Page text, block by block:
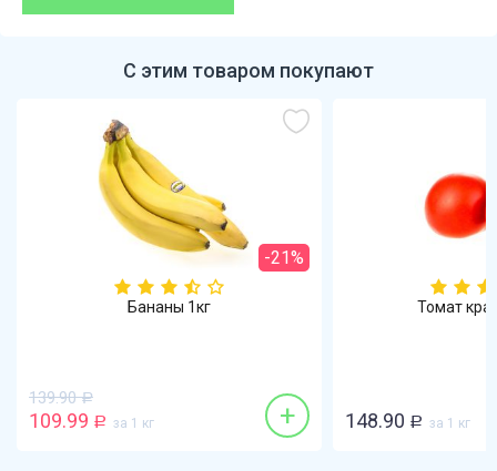
С этим товаром покупают
-21%
Бананы 1кг
139.90 Р
109.99 Р за 1 кг +
Томат
148.90 Р за 1 кг